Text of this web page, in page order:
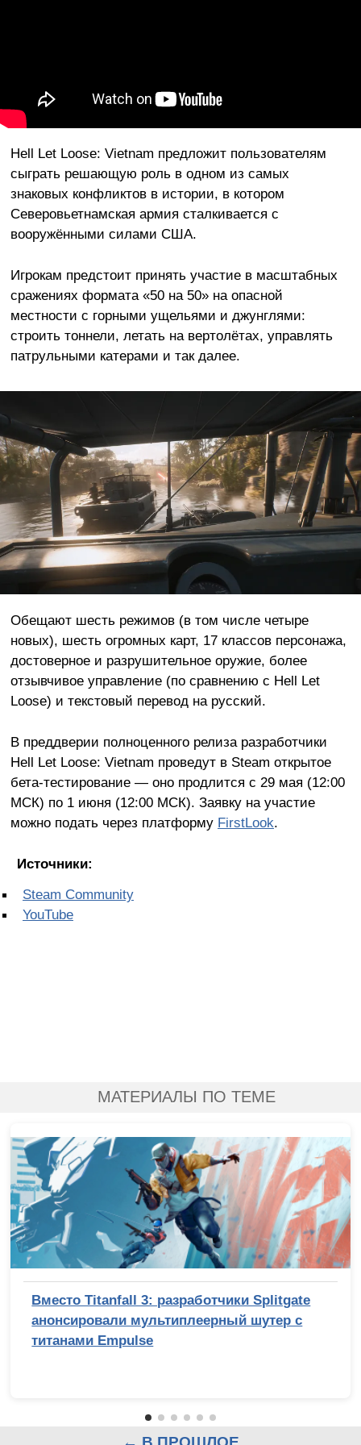
Hell Let Loose: Vietnam предложит пользователям
сыграть решающую роль в одном из самых
знаковых конфликтов в истории, в котором
Северовьетнамская армия сталкивается с
вооружёнными силами США.
Игрокам предстоит принять участие в масштабных
сражениях формата «50 на 50» на опасной
местности с горными ущельями и джунглями:
строить тоннели, летать на вертолётах, управлять
патрульными катерами и так далее.
Обещают шесть режимов (в том числе четыре
новых), шесть огромных карт, 17 классов персонажа,
достоверное и разрушительное оружие, более
отзывчивое управление (по сравнению с Hell Let
Loose) и текстовый перевод на русский.
В преддверии полноценного релиза разработчики
Hell Let Loose: Vietnam проведут в Steam открытое
бета-тестирование — оно продлится с 29 мая (12:00
МСК) по 1 июня (12:00 МСК). Заявку на участие
можно подать через платформу FirstLook.
Источники:
Steam Community
YouTube
МАТЕРИАЛЫ ПО ТЕМЕ
Вместо Titanfall 3: разработчики Splitgate
анонсировали мультиплеерный шутер с
титанами Empulse